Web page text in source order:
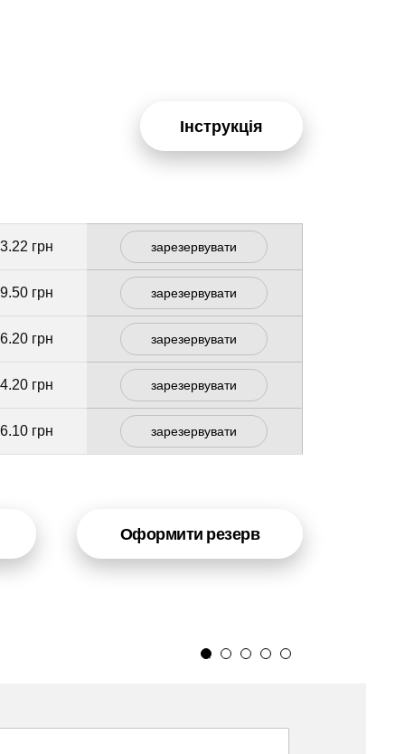
Інструкція
грн зарезервувати
грн зарезервувати
грн зарезервувати
грн зарезервувати
грн зарезервувати
Оформити резерв